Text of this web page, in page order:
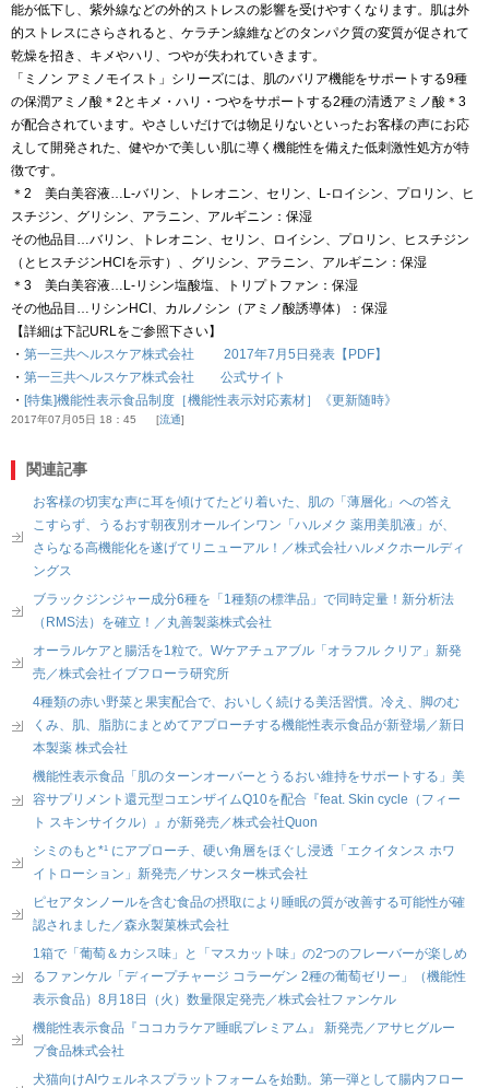
能が低下し、紫外線などの外的ストレスの影響を受けやすくなります。肌は外
的ストレスにさらされると、ケラチン線維などのタンパク質の変質が促されて
乾燥を招き、キメやハリ、つやが失われていきます。
「ミノン アミノモイスト」シリーズには、肌のバリア機能をサポートする9種
の保潤アミノ酸＊2とキメ・ハリ・つやをサポートする2種の清透アミノ酸＊3
が配合されています。やさしいだけでは物足りないといったお客様の声にお応
えして開発された、健やかで美しい肌に導く機能性を備えた低刺激性処方が特
徴です。
＊2 美白美容液…L-バリン、トレオニン、セリン、L-ロイシン、プロリン、ヒ
スチジン、グリシン、アラニン、アルギニン：保湿
その他品目…バリン、トレオニン、セリン、ロイシン、プロリン、ヒスチジン
（とヒスチジンHClを示す）、グリシン、アラニン、アルギニン：保湿
＊3 美白美容液…L-リシン塩酸塩、トリプトファン：保湿
その他品目…リシンHCl、カルノシン（アミノ酸誘導体）：保湿
【詳細は下記URLをご参照下さい】
・ 第一三共ヘルスケア株式会社 2017年7月5日発表【PDF】
・ 第一三共ヘルスケア株式会社 公式サイト
・ [特集]機能性表示食品制度［機能性表示対応素材］《更新随時》
2017年07月05日 18：45 流通
関連記事
お客様の切実な声に耳を傾けてたどり着いた、肌の「薄層化」への答え
こすらず、うるおす朝夜別オールインワン「ハルメク 薬用美肌液」が、
さらなる高機能化を遂げてリニューアル！／株式会社ハルメクホールディ
ングス
ブラックジンジャー成分6種を「1種類の標準品」で同時定量！新分析法
（RMS法）を確立！／丸善製薬株式会社
オーラルケアと腸活を1粒で。Wケアチュアブル「オラフル クリア」新発
売／株式会社イブフローラ研究所
4種類の赤い野菜と果実配合で、おいしく続ける美活習慣。冷え、脚のむ
くみ、肌、脂肪にまとめてアプローチする機能性表示食品が新登場／新日
本製薬 株式会社
機能性表示食品「肌のターンオーバーとうるおい維持をサポートする」美
容サプリメント還元型コエンザイムQ10を配合『feat. Skin cycle（フィー
ト スキンサイクル）』が新発売／株式会社Quon
シミのもと*¹ にアプローチ、硬い角層をほぐし浸透「エクイタンス ホワ
イトローション」新発売／サンスター株式会社
ピセアタンノールを含む食品の摂取により睡眠の質が改善する可能性が確
認されました／森永製菓株式会社
1箱で「葡萄＆カシス味」と「マスカット味」の2つのフレーバーが楽しめ
るファンケル「ディープチャージ コラーゲン 2種の葡萄ゼリー」（機能性
表示食品）8月18日（火）数量限定発売／株式会社ファンケル
機能性表示食品『ココカラケア睡眠プレミアム』 新発売／アサヒグルー
プ食品株式会社
犬猫向けAIウェルネスプラットフォームを始動。第一弾として腸内フロー